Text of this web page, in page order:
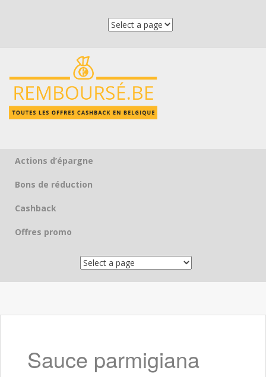
Skip to content
Actions d’épargne
Bons de réduction
Cashback
Offres promo
Sauce parmigiana